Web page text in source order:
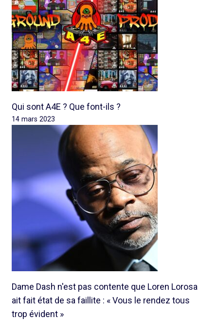
Qui sont A4E ? Que font-ils ?
14 mars 2023
Dame Dash n'est pas contente que Loren Lorosa
ait fait état de sa faillite : « Vous le rendez tous
trop évident »